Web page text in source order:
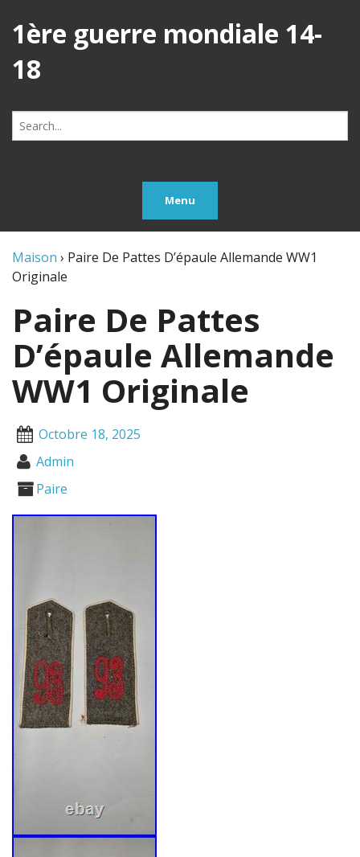
1ère guerre mondiale 14-
18
Search
for:
Menu
Maison › Paire De Pattes D’épaule Allemande WW1
Originale
Paire De Pattes
D’épaule Allemande
WW1 Originale
Octobre 18, 2025
Admin
Paire